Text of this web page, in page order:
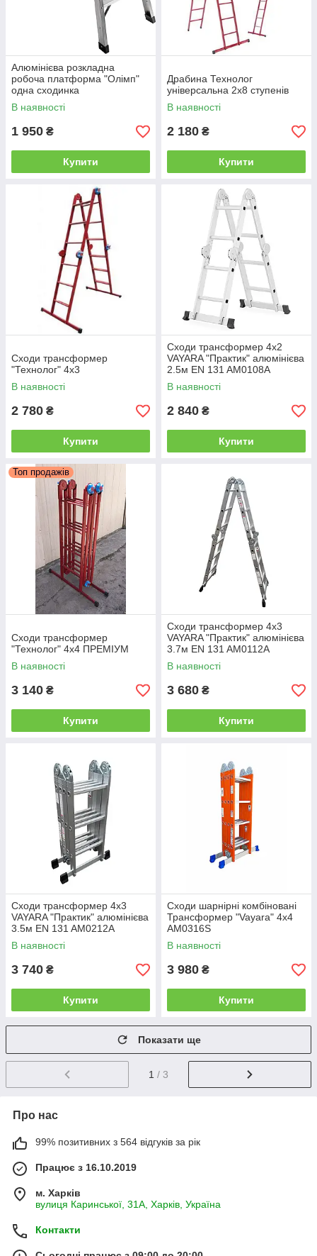
Алюмінієва розкладна
робоча платформа "Олімп"
одна сходинка
В наявності
1 950 ₴
Купити
Драбина Технолог
універсальна 2х8 ступенів
В наявності
2 180 ₴
Купити
Сходи трансформер
"Технолог" 4x3
В наявності
2 780 ₴
Купити
Сходи трансформер 4х2
VAYARA "Практик" алюмінієва
2.5м EN 131 AM0108A
В наявності
2 840 ₴
Купити
Топ продажів
Сходи трансформер
"Технолог" 4x4 ПРЕМІУМ
В наявності
3 140 ₴
Купити
Сходи трансформер 4х3
VAYARA "Практик" алюмінієва
3.7м EN 131 AM0112A
В наявності
3 680 ₴
Купити
Сходи трансформер 4х3
VAYARA "Практик" алюмінієва
3.5м EN 131 AM0212A
В наявності
3 740 ₴
Купити
Сходи шарнірні комбіновані
Трансформер "Vayara" 4х4
AM0316S
В наявності
3 980 ₴
Купити
Показати ще
1 / 3
Про нас
99% позитивних з 564 відгуків за рік
Працює з 16.10.2019
м. Харків
вулиця Каринської, 31А, Харків, Україна
Контакти